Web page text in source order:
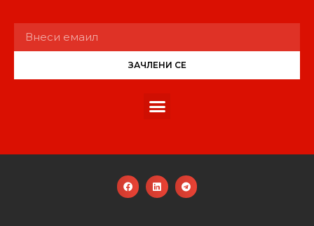
ЗАЧЛЕНИ СЕ